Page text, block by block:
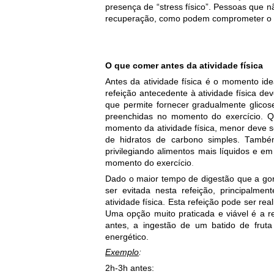
presença de “stress físico”. Pessoas que
recuperação, como podem comprometer
O que comer antes da atividade física
Antes da atividade física é o momento
refeição antecedente à atividade física
que permite fornecer gradualmente
preenchidas no momento do exercício.
momento da atividade física, menor deve
de hidratos de carbono simples.
privilegiando alimentos mais líquidos e
momento do exercício
Dado o maior tempo de digestão que a
ser evitada nesta refeição,
atividade física. Esta refeição pode ser
Uma opção muito praticada e viável é a
antes, a ingestão de um batido de
energético.
Exemplo:
2h-3h antes: